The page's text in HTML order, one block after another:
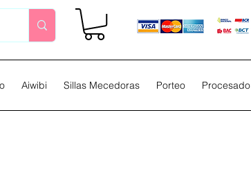
Aiwibi Sillas Mecedoras Porteo